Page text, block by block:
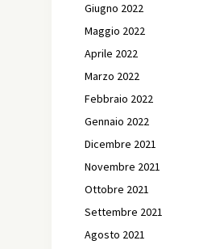
Giugno 2022
Maggio 2022
Aprile 2022
Marzo 2022
Febbraio 2022
Gennaio 2022
Dicembre 2021
Novembre 2021
Ottobre 2021
Settembre 2021
Agosto 2021